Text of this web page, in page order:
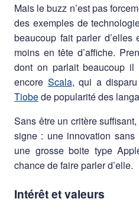
Mais le buzz n’est pas
des exemples de
beaucoup fait parler d’elles
moins en tête d’affiche.
dont on parlait beaucoup
encore Scala, qui a
Tiobede popularité des
Sans être un critère
signe : une innovation
une grosse boite type
chance de faire parler d’elle.
Intérêt et valeurs